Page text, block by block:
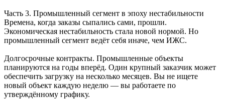
Часть 3. Промышленный сегмент в эпоху нестабильности
Времена, когда заказы сыпались сами, прошли.
Экономическая нестабильность стала новой нормой. Но
промышленный сегмент ведёт себя иначе, чем ИЖС.
Долгосрочные контракты. Промышленные объекты
планируются на годы вперёд. Один крупный заказчик может
обеспечить загрузку на несколько месяцев. Вы не ищете
новый объект каждую неделю — вы работаете по
утверждённому графику.